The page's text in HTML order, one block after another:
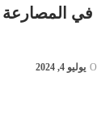
المصارعة
يوليو 4, 2024